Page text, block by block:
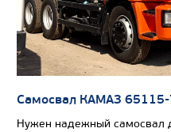
Цена по
Производитель
Экологический
Самосвал КАМАЗ
Нужен надежный самосвал